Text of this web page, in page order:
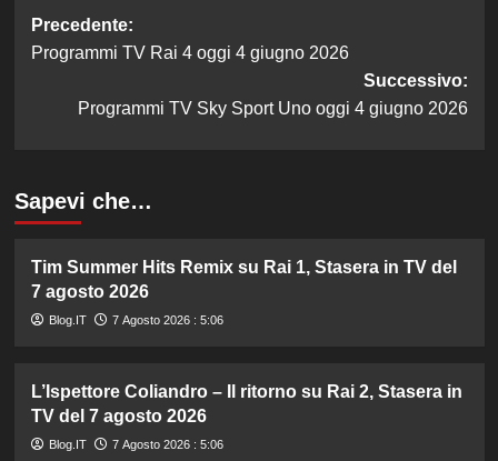
Navigazione
articolo
Precedente:
Programmi TV Rai 4 oggi 4 giugno 2026
Successivo:
Programmi TV Sky Sport Uno oggi 4 giugno 2026
Sapevi che…
Tim Summer Hits Remix su Rai 1, Stasera in TV del
7 agosto 2026
Blog.IT 7 Agosto 2026 : 5:06
L’Ispettore Coliandro – Il ritorno su Rai 2, Stasera in
TV del 7 agosto 2026
Blog.IT 7 Agosto 2026 : 5:06